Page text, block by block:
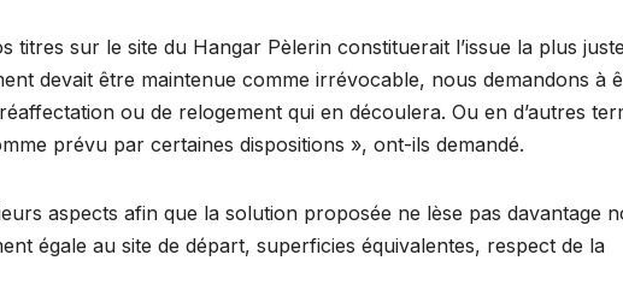
titres sur le site du Hangar Pèlerin constituerait l’issue la plus
devait être maintenue comme irrévocable, nous demandons à
ou de relogement qui en découlera. Ou en d’autres
prévu par certaines dispositions », ont-ils demandé.
aspects afin que la solution proposée ne lèse pas davantage
égale au site de départ, superficies équivalentes, respect de la